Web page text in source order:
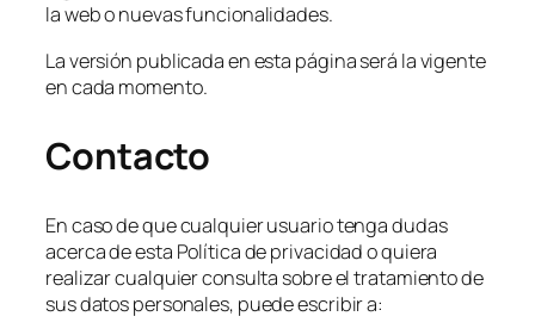
la web o nuevas funcionalidades.
La versión publicada en esta página será la vigente
en cada momento.
Contacto
En caso de que cualquier usuario tenga dudas
acerca de esta Política de privacidad o quiera
realizar cualquier consulta sobre el tratamiento de
sus datos personales, puede escribir a: